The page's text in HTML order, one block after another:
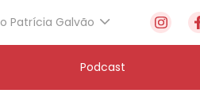
Patrícia Galvão
Podcast